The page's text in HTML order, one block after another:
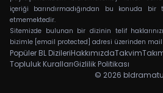
içeriği barındırmadığından bu konuda
etmemektedir.
Sitemizde bulunan bir dizinin telif
bizimle [email protected] adresi üzerinden
Popüler BL DizileriHakkımızdaTakvim
Topluluk KurallarıGizlilik Politikası
© 2026